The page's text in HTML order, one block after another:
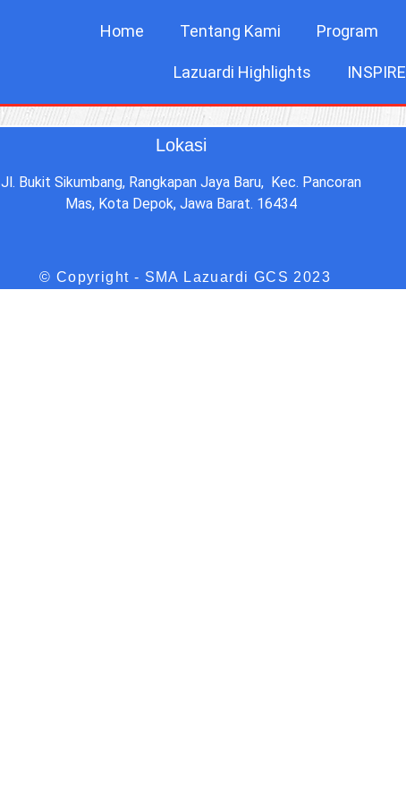
Home Tentang Kami Program
Lazuardi Highlights INSPIRE
Lokasi
Jl. Bukit Sikumbang, Rangkapan Jaya Baru, Kec. Pancoran
Mas, Kota Depok, Jawa Barat. 16434
© Copyright - SMA Lazuardi GCS 2023